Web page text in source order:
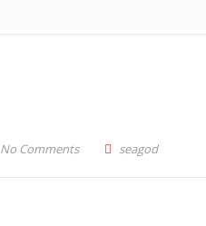
No Comments seagod